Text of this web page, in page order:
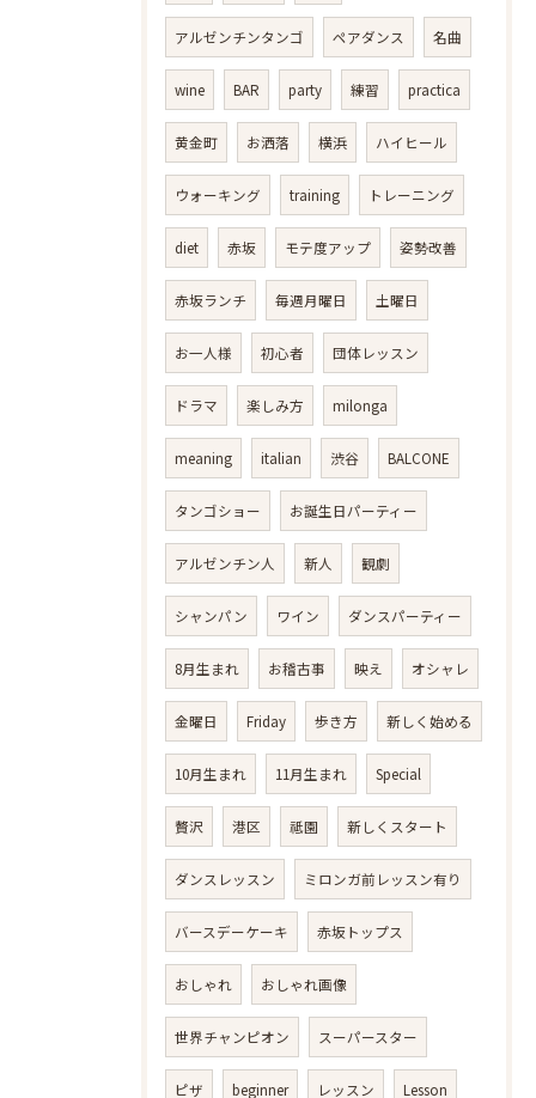
アルゼンチンタンゴ ペアダンス 名曲
wine BAR party 練習 practica
黄金町 お洒落 横浜 ハイヒール
ウォーキング training トレーニング
diet 赤坂 モテ度アップ 姿勢改善
赤坂ランチ 毎週月曜日 土曜日
お一人様 初心者 団体レッスン
ドラマ 楽しみ方 milonga
meaning italian 渋谷 BALCONE
タンゴショー お誕生日パーティー
アルゼンチン人 新人 観劇
シャンパン ワイン ダンスパーティー
8月生まれ お稽古事 映え オシャレ
金曜日 Friday 歩き方 新しく始める
10月生まれ 11月生まれ Special
贅沢 港区 祗園 新しくスタート
ダンスレッスン ミロンガ前レッスン有り
バースデーケーキ 赤坂トップス
おしゃれ おしゃれ画像
世界チャンピオン スーパースター
ピザ beginner レッスン Lesson